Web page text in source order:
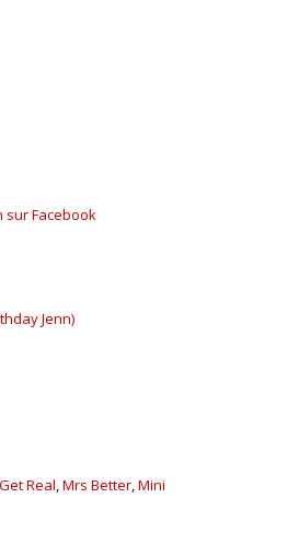
sur Facebook
Jenn)
Get Real,Mrs Better,Mini